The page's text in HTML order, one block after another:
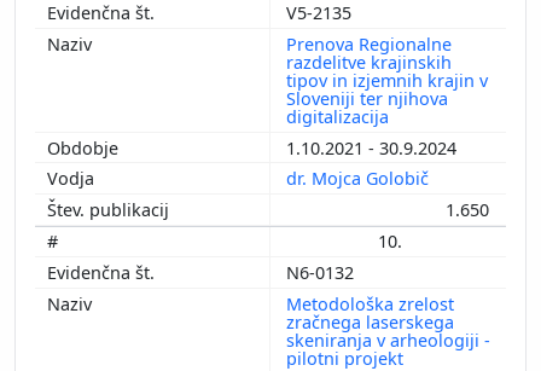
V5-2135
Prenova Regionalne
razdelitve krajinskih
tipov in izjemnih krajin v
Sloveniji ter njihova
digitalizacija
1.10.2021 - 30.9.2024
dr. Mojca Golobič
1.650
10.
N6-0132
Metodološka zrelost
zračnega laserskega
skeniranja v arheologiji -
pilotni projekt